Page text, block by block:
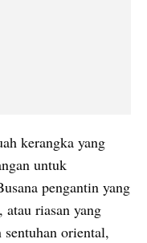
kerangka yang
untuk
pengantin yang
atau riasan yang
sentuhan oriental,